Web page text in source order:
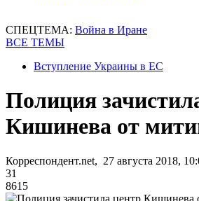
СПЕЦТЕМА: Война в Иране
ВСЕ ТЕМЫ
Вступление Украины в ЕС
Полиция
Кишинева от
Корреспондент.net, 27 августа 2018,
31
8615